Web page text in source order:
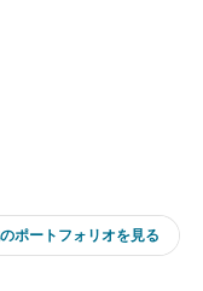
ポートフォリオを見る